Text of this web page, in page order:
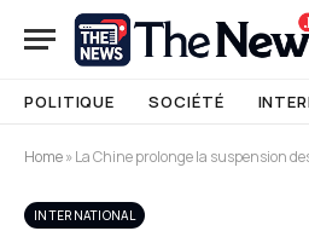
POLITIQUE SOCIÉTÉ
Home»La Chine prolonge la suspension des
INTERNATIONAL